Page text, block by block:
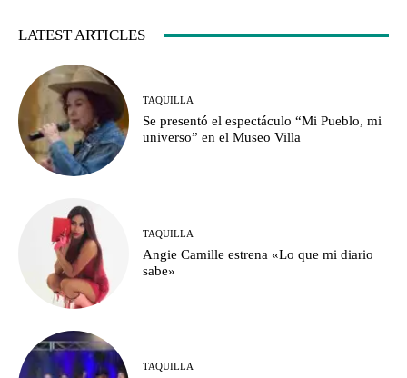
LATEST ARTICLES
TAQUILLA
Se presentó el espectáculo “Mi Pueblo, mi
universo” en el Museo Villa
TAQUILLA
Angie Camille estrena «Lo que mi diario
sabe»
TAQUILLA